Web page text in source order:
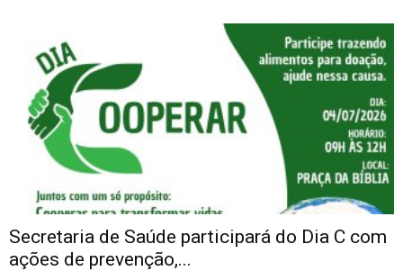
Secretaria de Saúde participará do Dia C com
ações de prevenção,...